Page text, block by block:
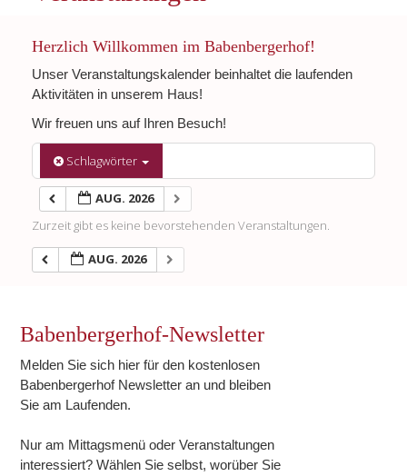
Herzlich Willkommen im Babenbergerhof!
Unser Veranstaltungskalender beinhaltet die laufenden
Aktivitäten in unserem Haus!
Wir freuen uns auf Ihren Besuch!
Schlagwörter
AUG. 2026
Zurzeit gibt es keine bevorstehenden Veranstaltungen.
AUG. 2026
Babenbergerhof-Newsletter
Melden Sie sich hier für den kostenlosen
Babenbergerhof Newsletter an und bleiben
Sie am Laufenden.
Nur am Mittagsmenü oder Veranstaltungen
interessiert? Wählen Sie selbst, worüber Sie